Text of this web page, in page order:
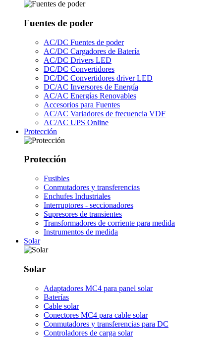
Fuentes de poder
AC/DC Fuentes de poder
AC/DC Cargadores de Batería
AC/DC Drivers LED
DC/DC Convertidores
DC/DC Convertidores driver LED
DC/AC Inversores de Energía
AC/AC Energías Renovables
Accesorios para Fuentes
AC/AC Variadores de frecuencia VDF
AC/AC UPS Online
Protección
Protección
Fusibles
Conmutadores y transferencias
Enchufes Industriales
Interruptores - seccionadores
Supresores de transientes
Transformadores de corriente para medida
Instrumentos de medida
Solar
Solar
Adaptadores MC4 para panel solar
Baterías
Cable solar
Conectores MC4 para cable solar
Conmutadores y transferencias para DC
Controladores de carga solar